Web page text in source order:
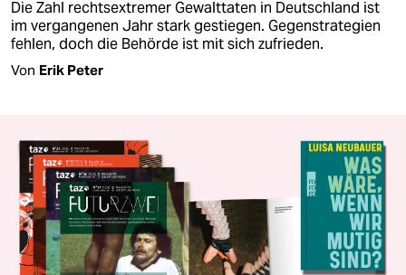
Die Zahl rechtsextremer Gewalttaten in Deutschland ist
im vergangenen Jahr stark gestiegen. Gegenstrategien
fehlen, doch die Behörde ist mit sich zufrieden.
Von Erik Peter